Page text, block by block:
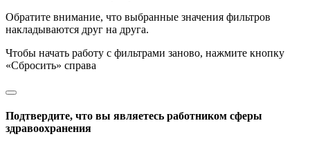
Обратите внимание, что выбранные значения фильтров
накладываются друг на друга.
Чтобы начать работу с фильтрами заново, нажмите кнопку
«Сбросить» справа
Подтвердите, что вы являетесь работником сферы
здравоохранения